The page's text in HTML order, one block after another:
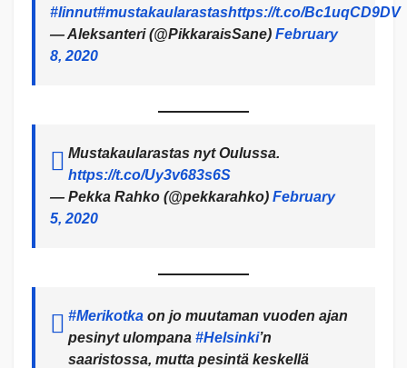
#linnut#mustakaularastashttps://t.co/Bc1uqCD9DV
— Aleksanteri (@PikkaraisSane) February
8, 2020
Mustakaularastas nyt Oulussa.
https://t.co/Uy3v683s6S
— Pekka Rahko (@pekkarahko) February
5, 2020
#Merikotka on jo muutaman vuoden ajan
pesinyt ulompana #Helsinki’n
saaristossa, mutta pesintä keskellä